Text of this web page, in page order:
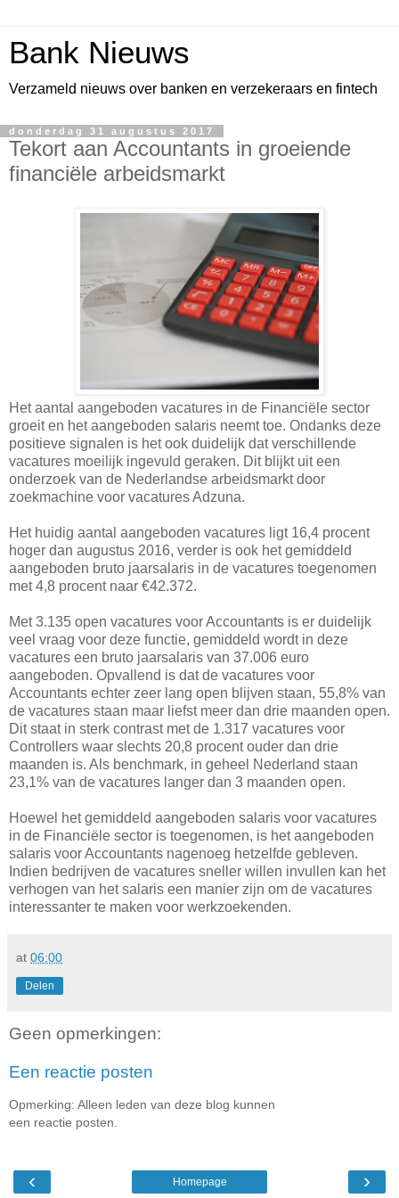
Bank Nieuws
Verzameld nieuws over banken en verzekeraars en fintech
donderdag 31 augustus 2017
Tekort aan Accountants in groeiende
financiële arbeidsmarkt
Het aantal aangeboden vacatures in de Financiële sector
groeit en het aangeboden salaris neemt toe. Ondanks deze
positieve signalen is het ook duidelijk dat verschillende
vacatures moeilijk ingevuld geraken. Dit blijkt uit een
onderzoek van de Nederlandse arbeidsmarkt door
zoekmachine voor vacatures Adzuna.
Het huidig aantal aangeboden vacatures ligt 16,4 procent
hoger dan augustus 2016, verder is ook het gemiddeld
aangeboden bruto jaarsalaris in de vacatures toegenomen
met 4,8 procent naar €42.372.
Met 3.135 open vacatures voor Accountants is er duidelijk
veel vraag voor deze functie, gemiddeld wordt in deze
vacatures een bruto jaarsalaris van 37.006 euro
aangeboden. Opvallend is dat de vacatures voor
Accountants echter zeer lang open blijven staan, 55,8% van
de vacatures staan maar liefst meer dan drie maanden open.
Dit staat in sterk contrast met de 1.317 vacatures voor
Controllers waar slechts 20,8 procent ouder dan drie
maanden is. Als benchmark, in geheel Nederland staan
23,1% van de vacatures langer dan 3 maanden open.
Hoewel het gemiddeld aangeboden salaris voor vacatures
in de Financiële sector is toegenomen, is het aangeboden
salaris voor Accountants nagenoeg hetzelfde gebleven.
Indien bedrijven de vacatures sneller willen invullen kan het
verhogen van het salaris een manier zijn om de vacatures
interessanter te maken voor werkzoekenden.
at 06:00
Delen
Geen opmerkingen:
Een reactie posten
Opmerking: Alleen leden van deze blog kunnen
een reactie posten.
‹ ›
Homepage